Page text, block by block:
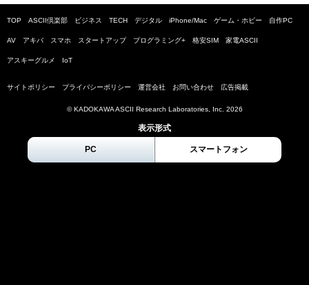
TOP ASCII倶楽部 ビジネス TECH デジタル iPhone/Mac ゲーム・ホビー 自作PC
AV アキバ スマホ スタートアップ プログラミング+ 格安SIM 家電ASCII
アスキーグルメ IoT
サイトポリシー プライバシーポリシー 運営会社 お問い合わせ 広告掲載
© KADOKAWA ASCII Research Laboratories, Inc. 2026
表示形式
PC スマートフォン